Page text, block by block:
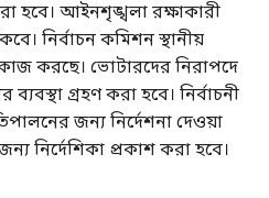
হবে। আইনশৃঙ্খলা রক্ষাকারী
নির্বাচন কমিশন স্থানীয়
করছে। ভোটারদের নিরাপদে
গ্রহণ করা হবে। নির্বাচনী
জন্য নির্দেশনা দেওয়া
নির্দেশিকা প্রকাশ করা হবে।